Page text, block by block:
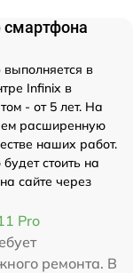
смартфона
выполняется в
Infinix в
- от 5 лет. На
расширенную
наших работ.
стоить на
сайте через
Pro
ремонта. В